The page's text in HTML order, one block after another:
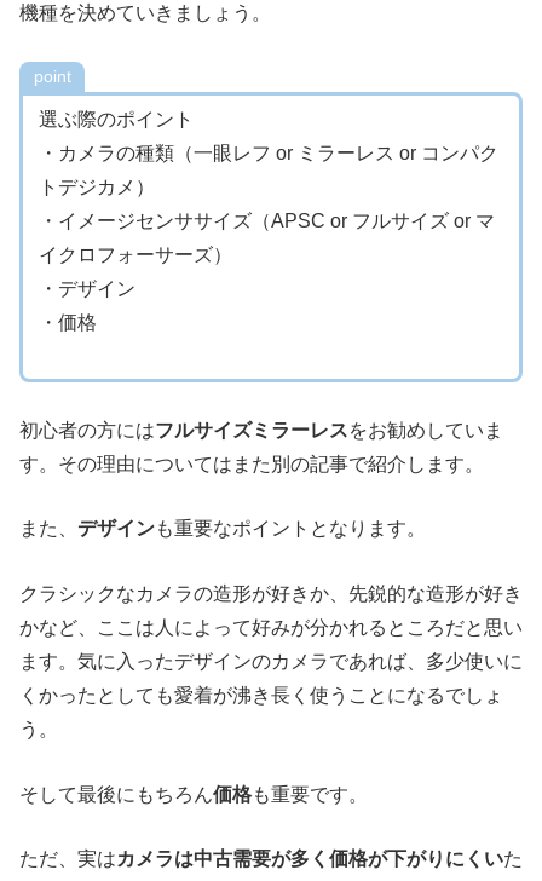
機種を決めていきましょう。
point
選ぶ際のポイント
・カメラの種類（一眼レフ or ミラーレス or コンパク
トデジカメ）
・イメージセンササイズ（APSC or フルサイズ or マ
イクロフォーサーズ）
・デザイン
・価格
初心者の方にはフルサイズミラーレスをお勧めしていま
す。その理由についてはまた別の記事で紹介します。
また、 デザインも重要なポイントとなります。
クラシックなカメラの造形が好きか、先鋭的な造形が好き
かなど、ここは人によって好みが分かれるところだと思い
ます。気に入ったデザインのカメラであれば、多少使いに
くかったとしても愛着が沸き長く使うことになるでしょ
う。
そして最後にもちろん価格も重要です。
ただ、実はカメラは中古需要が多く価格が下がりにくいた